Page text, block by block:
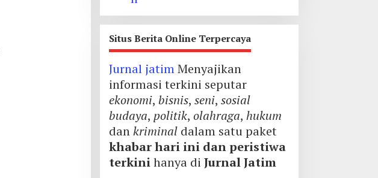
Situs Berita Online Terpercaya
Jurnal jatimMenyajikan
informasi terkini seputar
ekonomi, bisnis, seni, sosial
budaya, politik, olahraga, hukum
dankriminaldalam satu paket
khabar hari ini dan peristiwa
terkinihanya di Jurnal Jatim